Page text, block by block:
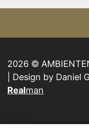
2026 ©
| Design by Daniel
Realman